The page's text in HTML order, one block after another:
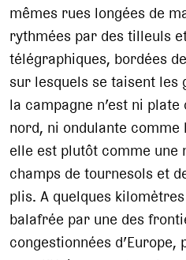
mêmes rues longées de
rythmées par des tilleuls
télégraphiques, bordées
sur lesquels se taisent
la campagne n’est ni
nord, ni ondulante comme
elle est plutôt comme une
champs de tournesols et
plis. A quelques
balafrée par une des
congestionnées